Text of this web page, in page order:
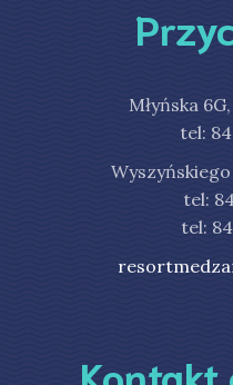
Młyńska
tel:
tel:
tel: